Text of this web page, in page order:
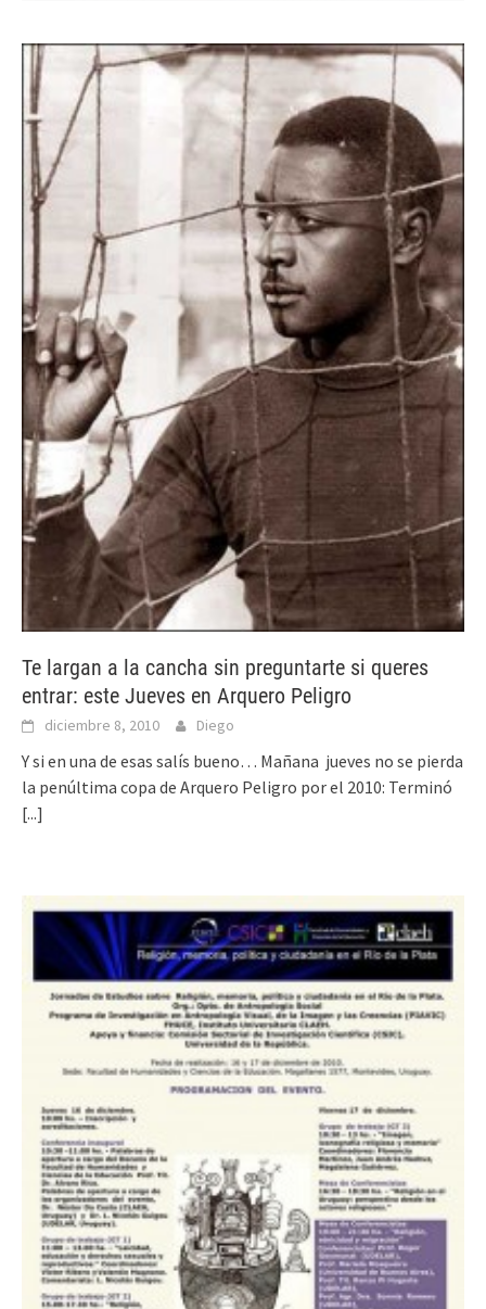
Te largan a la cancha sin preguntarte si queres
entrar: este Jueves en Arquero Peligro
diciembre 8, 2010 Diego
Y si en una de esas salís bueno… Mañana jueves no se pierda
la penúltima copa de Arquero Peligro por el 2010: Terminó
[...]